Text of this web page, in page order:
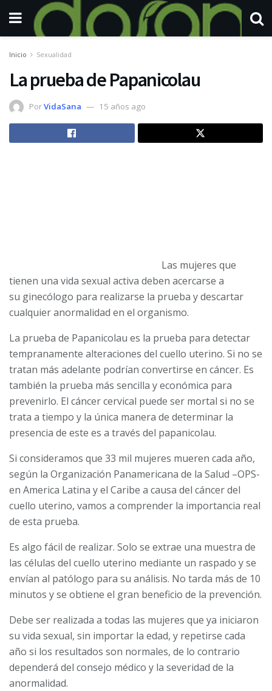
Inicio Sexualidad
La prueba de Papanicolau
PorVidaSana 15 años ago
Las mujeres que
tienen una vida sexual activa deben acercarse a
su ginecólogo para realizarse la prueba y descartar
cualquier anormalidad en el organismo.
La prueba de Papanicolau es la prueba para detectar
tempranamente alteraciones del cuello uterino. Si no se
tratan más adelante podrían convertirse en cáncer. Es
también la prueba más sencilla y económica para
prevenirlo. El cáncer cervical puede ser mortal si no se
trata a tiempo y la única manera de determinar la
presencia de este es a través del papanicolau.
Si consideramos que 33 mil mujeres mueren cada año,
según la Organización Panamericana de la Salud –OPS-
en America Latina y el Caribe a causa del cáncer del
cuello uterino, vamos a comprender la importancia real
de esta prueba.
Es algo fácil de realizar. Solo se extrae una muestra de
las células del cuello uterino mediante un raspado y se
envían al patólogo para su análisis. No tarda más de 10
minutos y se obtiene el gran beneficio de la prevención.
Debe ser realizada a todas las mujeres que ya iniciaron
su vida sexual, sin importar la edad, y repetirse cada
año si los resultados son normales, de lo contrario
dependerá del consejo médico y la severidad de la
anormalidad.